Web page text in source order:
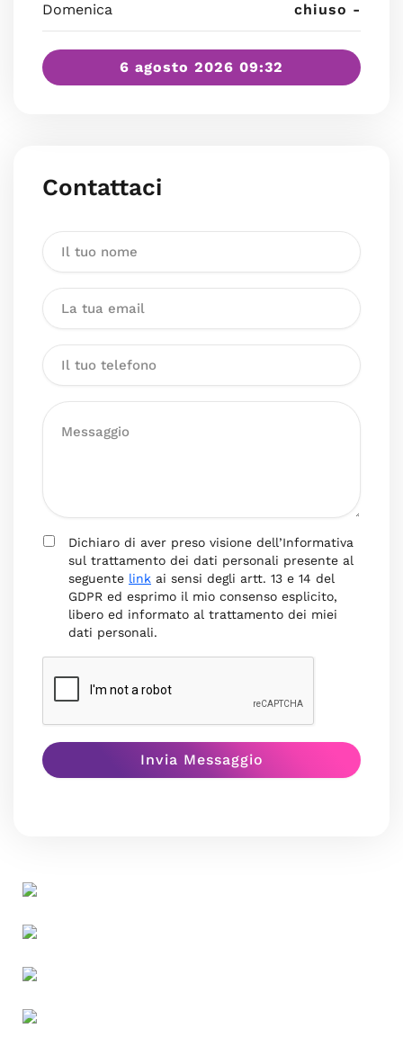
Domenica chiuso -
6 agosto 2026 09:32
Contattaci
Dichiaro di aver preso visione dell’Informativa
sul trattamento dei dati personali presente al
seguente link ai sensi degli artt. 13 e 14 del
GDPR ed esprimo il mio consenso esplicito,
libero ed informato al trattamento dei miei
dati personali.